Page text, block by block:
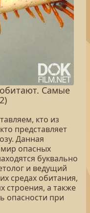
Самые
кто из
представляет
Данная
опасных
буквально
и ведущий
средах обитания,
строения, а также
опасности при